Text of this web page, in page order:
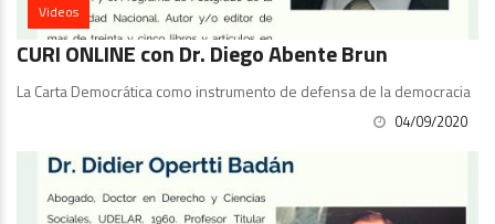
Videos
CURI ONLINE con Dr. Diego Abente Brun
La Carta Democrática como instrumento de defensa de la democracia
04/09/2020